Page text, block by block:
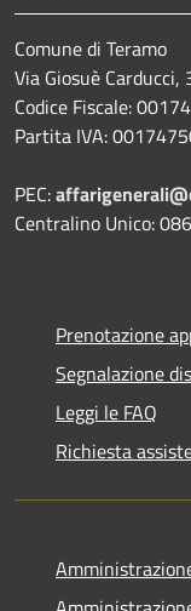
Comune di Teramo
Via Giosuè Carducci,
Codice Fiscale:
Partita IVA:
PEC:
Centralino Unico:
Prenotazione
Segnalazione
Leggi le FAQ
Richiesta